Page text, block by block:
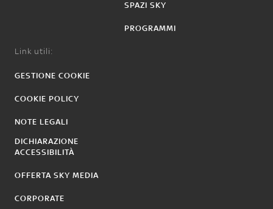
SPAZI SKY
PROGRAMMI
Link utili:
GESTIONE COOKIE
COOKIE POLICY
NOTE LEGALI
DICHIARAZIONE
ACCESSIBILITÀ
OFFERTA SKY MEDIA
CORPORATE